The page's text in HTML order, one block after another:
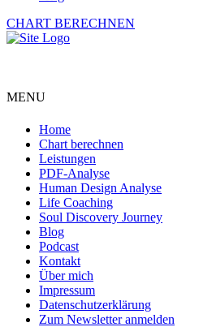
CHART BERECHNEN
MENU
Home
Chart berechnen
Leistungen
PDF-Analyse
Human Design Analyse
Life Coaching
Soul Discovery Journey
Blog
Podcast
Kontakt
Über mich
Impressum
Datenschutzerklärung
Zum Newsletter anmelden